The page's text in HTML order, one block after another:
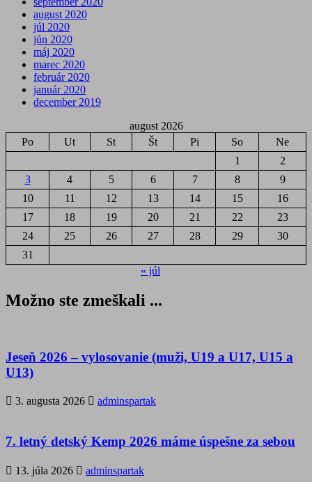
august 2020
júl 2020
jún 2020
máj 2020
marec 2020
február 2020
január 2020
december 2019
august 2026
Po
Ut St Št Pi So
Ne
1
2
3
4 5 6 7 8
9
10
11 12 13 14 15
16
17
18 19 20 21 22
23
24
25 26 27 28 29
30
31
« júl
Možno ste zmeškali ...
Jeseň 2026 – vylosovanie (muži, U19 a U17, U15 a
U13)
3. augusta 2026 adminspartak
7. letný detský Kemp 2026 máme úspešne za sebou
13. júla 2026 adminspartak